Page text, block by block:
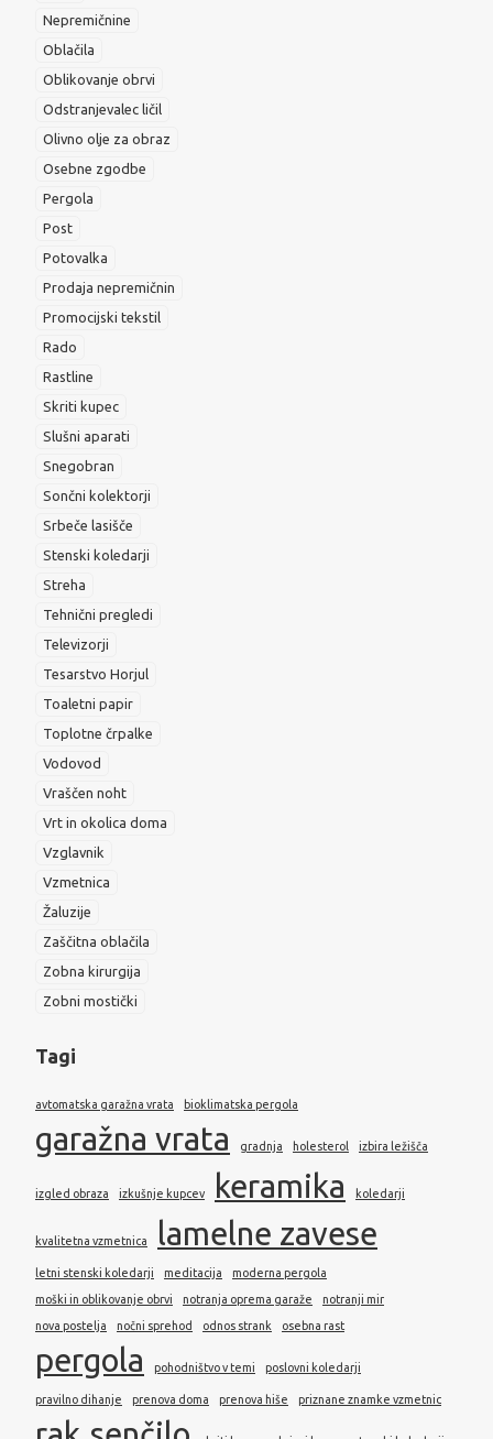
Nepremičnine
Oblačila
Oblikovanje obrvi
Odstranjevalec ličil
Olivno olje za obraz
Osebne zgodbe
Pergola
Post
Potovalka
Prodaja nepremičnin
Promocijski tekstil
Rado
Rastline
Skriti kupec
Slušni aparati
Snegobran
Sončni kolektorji
Srbeče lasišče
Stenski koledarji
Streha
Tehnični pregledi
Televizorji
Tesarstvo Horjul
Toaletni papir
Toplotne črpalke
Vodovod
Vraščen noht
Vrt in okolica doma
Vzglavnik
Vzmetnica
Žaluzije
Zaščitna oblačila
Zobna kirurgija
Zobni mostički
Tagi
avtomatska garažna vrata bioklimatska pergola
garažna vrata gradnja holesterol izbira ležišča
izgled obraza izkušnje kupcev keramika koledarji
kvalitetna vzmetnica lamelne zavese
letni stenski koledarji meditacija
moderna pergola
moški in oblikovanje obrvi
notranja oprema garaže
notranji mir
nova postelja
nočni sprehod odnos strank osebna rast
pergola pohodništvo v temi poslovni koledarji
pravilno dihanje prenova doma prenova hiše priznane znamke vzmetnic